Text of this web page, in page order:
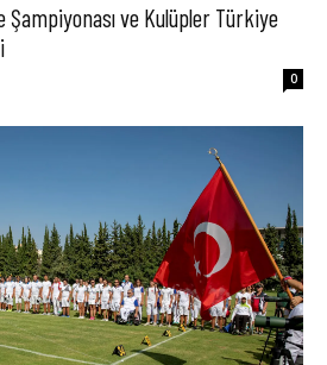
Şampiyonası ve Kulüpler Türkiye
0